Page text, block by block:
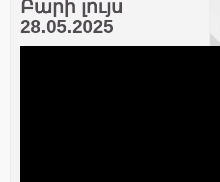
Բարի լույս
28.05.2025